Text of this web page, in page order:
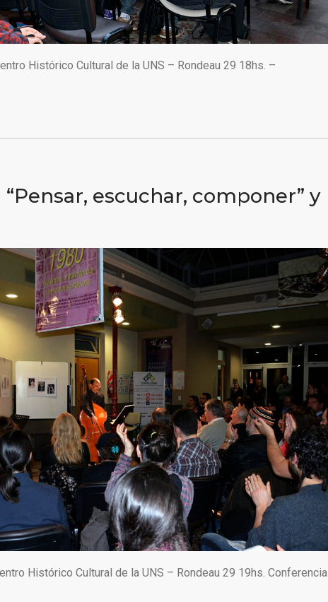
Histórico Cultural de la UNS – Rondeau 29 18hs. –
escuchar, componer” y
Histórico Cultural de la UNS – Rondeau 29 19hs. Conferencia